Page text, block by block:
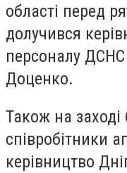
області перед
долучився
персоналу
Доценко.
Також на заході
співробітники
керівництво